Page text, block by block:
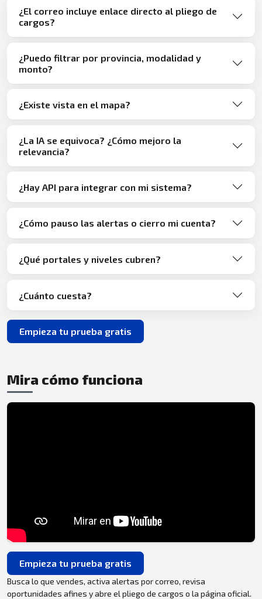
¿El correo incluye enlace directo al pliego de
cargos?
¿Puedo filtrar por provincia, modalidad y
monto?
¿Existe vista en el mapa?
¿La IA se equivoca? ¿Cómo mejoro la
relevancia?
¿Hay API para integrar con mi sistema?
¿Cómo pauso las alertas o cierro mi cuenta?
¿Qué portales y niveles cubren?
¿Cuánto cuesta?
Empieza tu prueba gratis
Mira cómo funciona
Empieza tu prueba gratis
Busca lo que vendes, activa alertas por correo, revisa
oportunidades afines y abre el pliego de cargos o la página oficial.